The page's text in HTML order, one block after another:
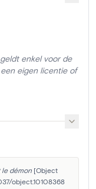
enkel voor de
eigen licentie of
démon [Object
object.10108368